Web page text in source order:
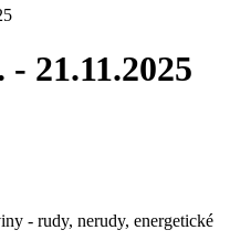
21.11.2025
- rudy, nerudy, energetické